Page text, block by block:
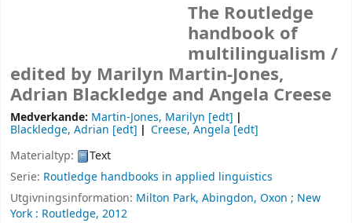
The Routledge
handbook of
multilingualism /
edited by Marilyn Martin-Jones,
Adrian Blackledge and Angela Creese
Medverkande: Martin-Jones, Marilyn [edt]
Blackledge, Adrian [edt] Creese, Angela [edt]
Materialtyp:
Text
Serie: Routledge handbooks in applied linguistics
Utgivningsinformation: Milton Park, Abingdon, Oxon ; New
York : Routledge, 2012